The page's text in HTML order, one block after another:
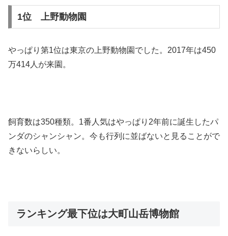
1位 上野動物園
やっぱり第1位は東京の上野動物園でした。2017年は450
万414人が来園。
飼育数は350種類。1番人気はやっぱり2年前に誕生したパ
ンダのシャンシャン。今も行列に並ばないと見ることがで
きないらしい。
ランキング最下位は大町山岳博物館